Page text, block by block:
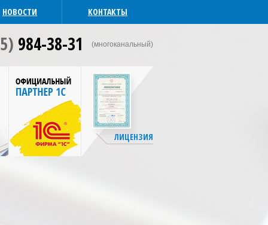
НОВОСТИ КОНТАКТЫ
984-38-31 (многоканальный)
ЛИЦЕНЗИЯ